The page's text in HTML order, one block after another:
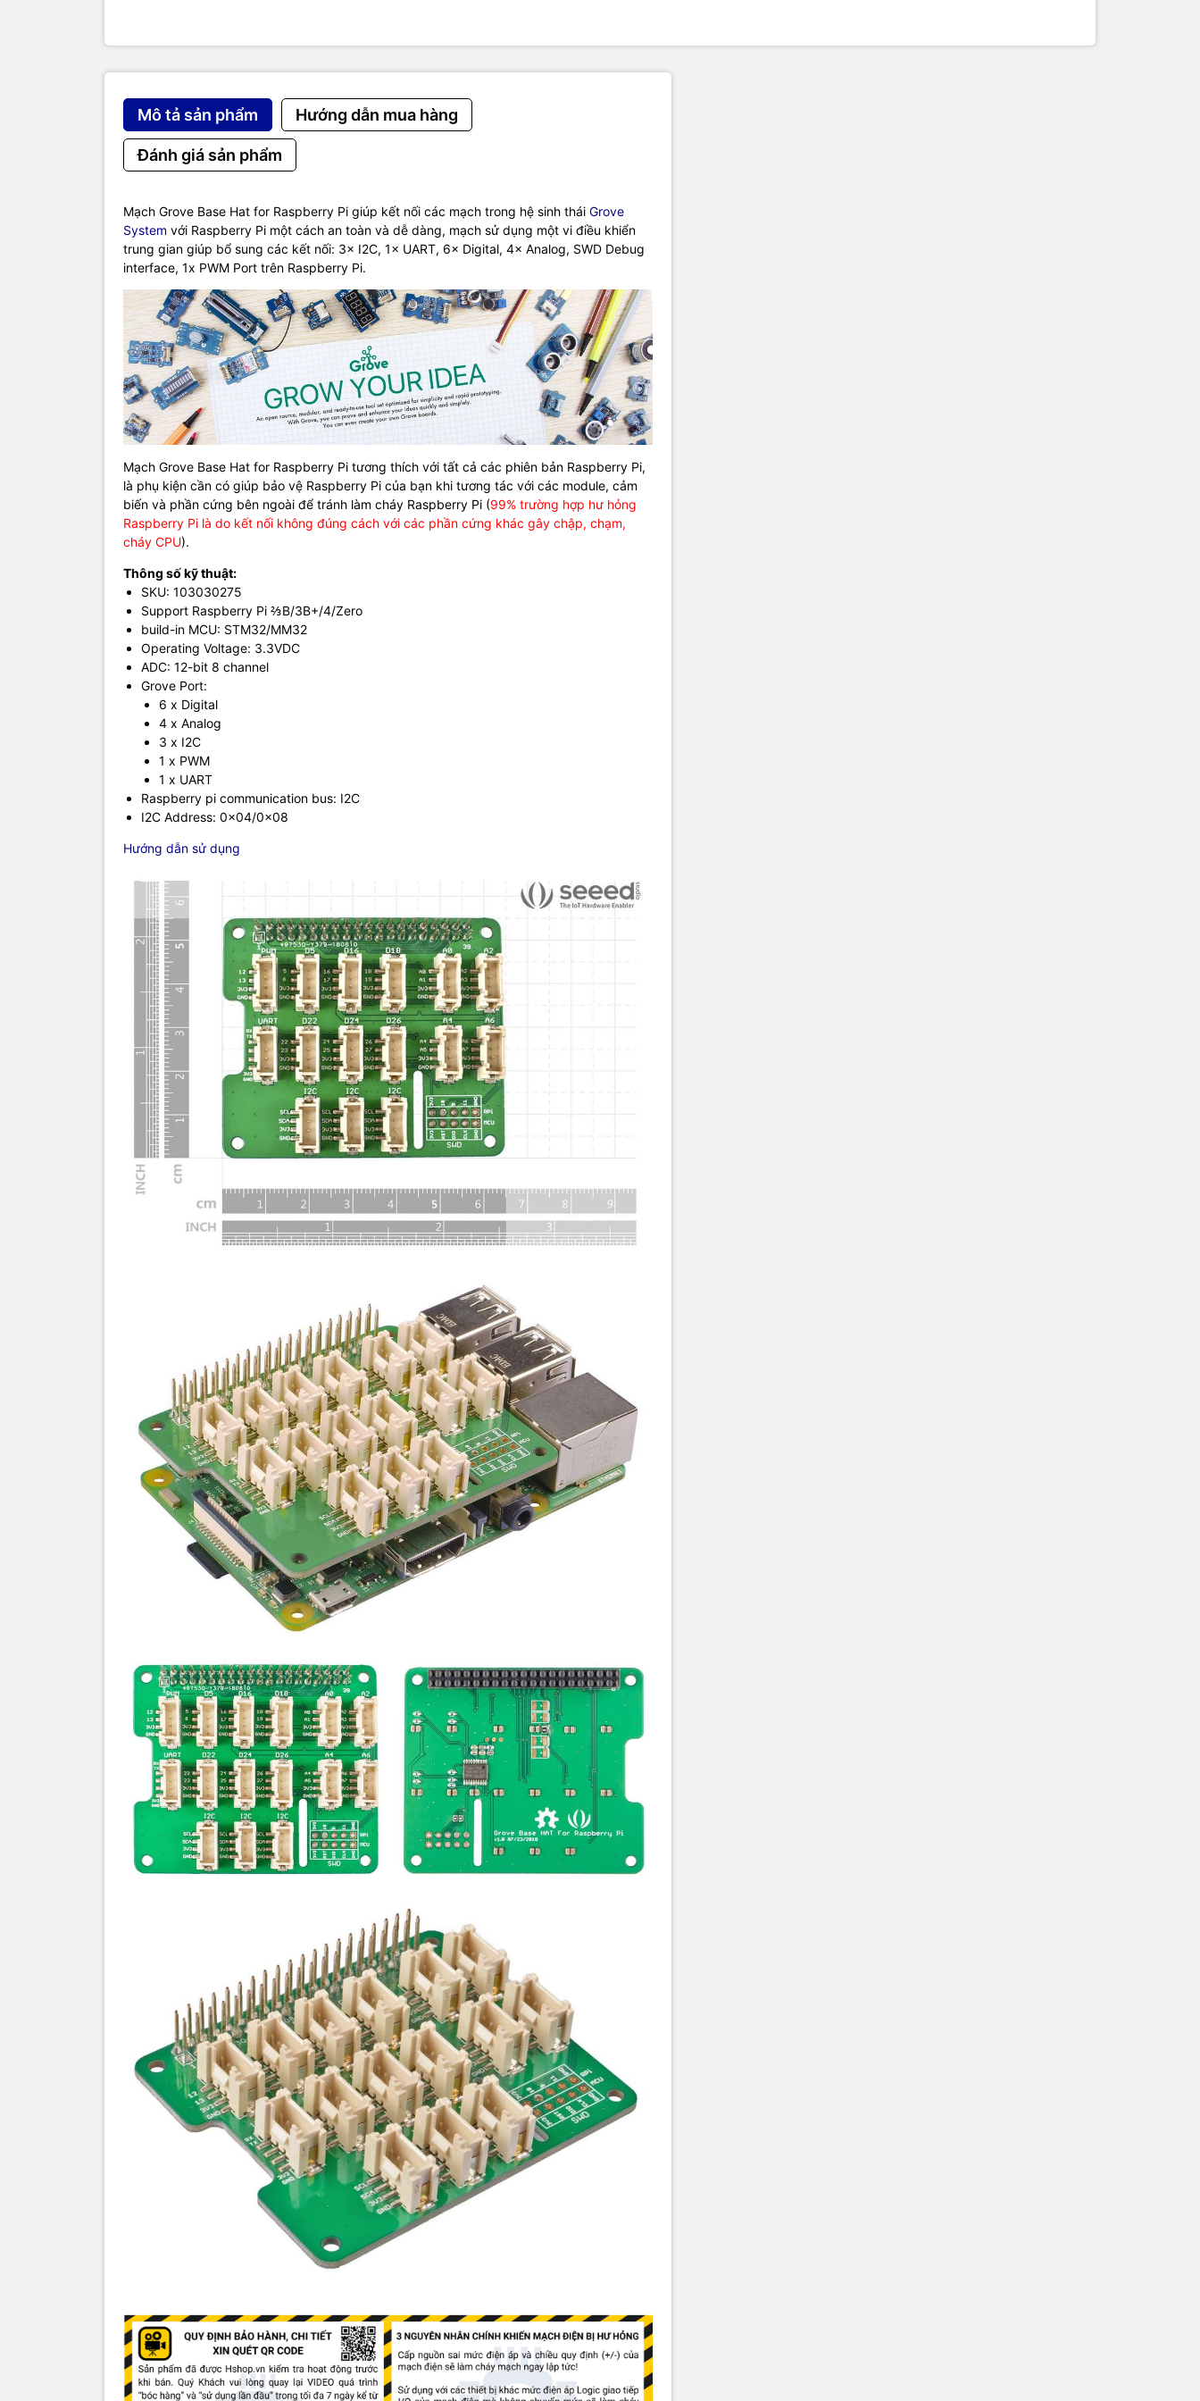
Mô tả sản phẩm Hướng dẫn mua hàng
Đánh giá sản phẩm
Mạch Grove Base Hat for Raspberry Pi giúp kết nối các mạch trong hệ sinh thái Grove
System với Raspberry Pi một cách an toàn và dễ dàng, mạch sử dụng một vi điều khiển
trung gian giúp bổ sung các kết nối: 3× I2C, 1× UART, 6× Digital, 4× Analog, SWD Debug
interface, 1x PWM Port trên Raspberry Pi.
Mạch Grove Base Hat for Raspberry Pi tương thích với tất cả các phiên bản Raspberry Pi,
là phụ kiện cần có giúp bảo vệ Raspberry Pi của bạn khi tương tác với các module, cảm
biến và phần cứng bên ngoài để tránh làm cháy Raspberry Pi (99% trường hợp hư hỏng
Raspberry Pi là do kết nối không đúng cách với các phần cứng khác gây chập, chạm,
cháy CPU).
Thông số kỹ thuật:
SKU: 103030275
Support Raspberry Pi ⅔B/3B+/4/Zero
build-in MCU: STM32/MM32
Operating Voltage: 3.3VDC
ADC: 12-bit 8 channel
Grove Port:
6 x Digital
4 x Analog
3 x I2C
1 x PWM
1 x UART
Raspberry pi communication bus: I2C
I2C Address: 0x04/0x08
Hướng dẫn sử dụng
SKU: 103030275
Operating Voltage: 3.3VDC
ADC: 12-bit 8 channel
1 x PWM
1 x UART
Raspberry pi communication bus: I2C
I2C Address: 0x04/0x08
Hướng dẫn sử dụng